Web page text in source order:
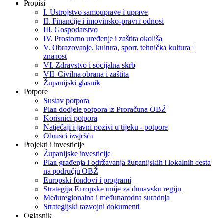
Propisi
I. Ustrojstvo samouprave i uprave
II. Financije i imovinsko-pravni odnosi
III. Gospodarstvo
IV. Prostorno uređenje i zaštita okoliša
V. Obrazovanje, kultura, sport, tehnička kultura i
znanost
VI. Zdravstvo i socijalna skrb
VII. Civilna obrana i zaštita
Županijski glasnik
Potpore
Sustav potpora
Plan dodjele potpora iz Proračuna OBŽ
Korisnici potpora
Natječaji i javni pozivi u tijeku - potpore
Obrasci izvješća
Projekti i investicije
Županijske investicije
Plan građenja i održavanja županijskih i lokalnih cesta
na području OBŽ
Europski fondovi i programi
Strategija Europske unije za dunavsku regiju
Međuregionalna i međunarodna suradnja
Strategijski razvojni dokumenti
Oglasnik